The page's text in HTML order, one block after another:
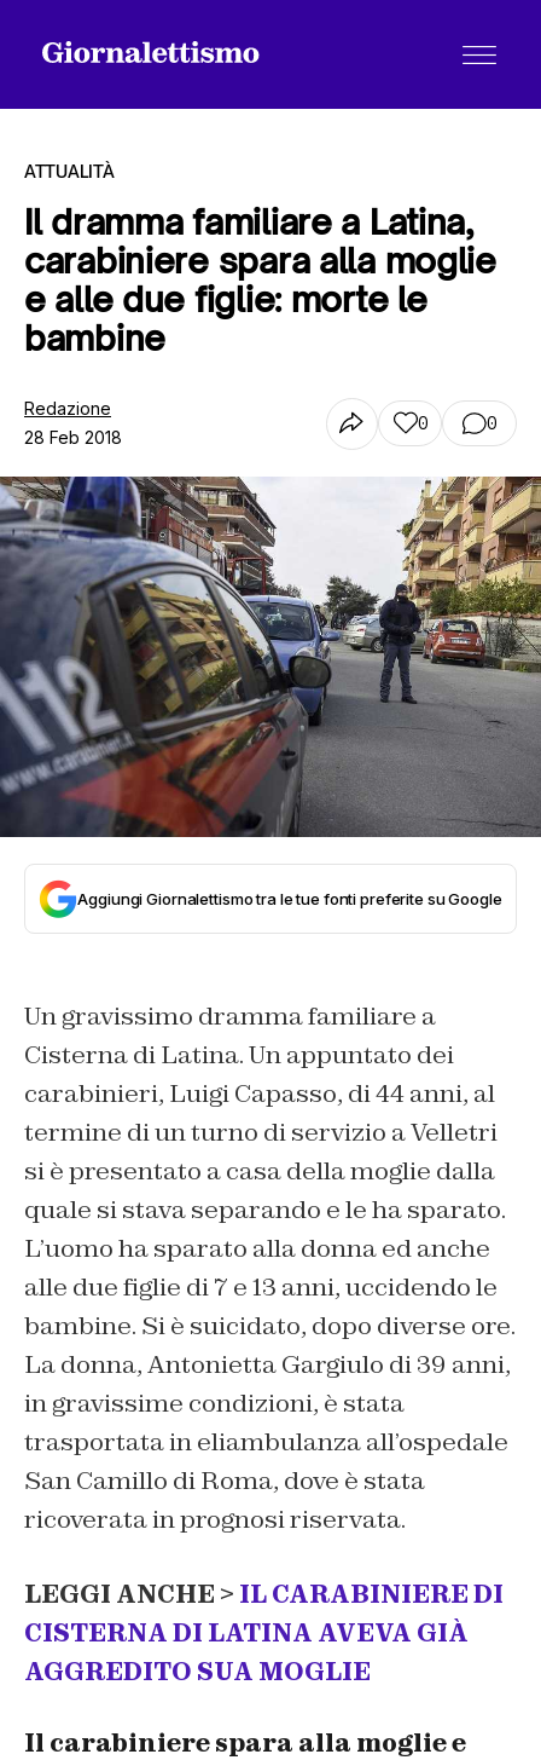
Tutti gli articoli
ATTUALITÀ
Il dramma familiare a Latina,
carabiniere spara alla moglie
e alle due figlie: morte le
bambine
Redazione
28 Feb 2018
0 0
Aggiungi Giornalettismo tra le tue fonti preferite su Google
Un gravissimo dramma familiare a
Cisterna di Latina. Un appuntato dei
carabinieri, Luigi Capasso, di 44 anni, al
termine di un turno di servizio a Velletri
si è presentato a casa della moglie dalla
quale si stava separando e le ha sparato.
L’uomo ha sparato alla donna ed anche
alle due figlie di 7 e 13 anni, uccidendo le
bambine. Si è suicidato, dopo diverse ore.
La donna, Antonietta Gargiulo di 39 anni,
in gravissime condizioni, è stata
trasportata in eliambulanza all’ospedale
San Camillo di Roma, dove è stata
ricoverata in prognosi riservata.
LEGGI ANCHE > IL CARABINIERE DI
CISTERNA DI LATINA AVEVA GIÀ
AGGREDITO SUA MOGLIE
Il carabiniere spara alla moglie e